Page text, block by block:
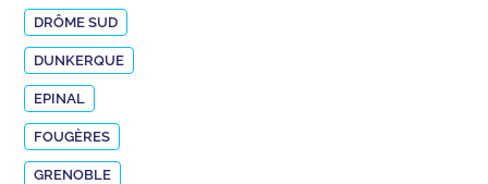
DRÔME SUD
DUNKERQUE
EPINAL
FOUGÈRES
GRENOBLE